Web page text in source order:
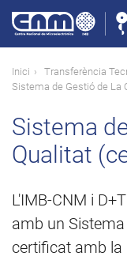
contingut
Fil
d'ariadna
Inici
Transferència
Sistema de Gestió de La
Sistema
Qualitat
L'IMB-CNM i
amb un
certificat amb la